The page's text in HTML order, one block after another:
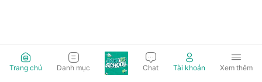
Trang chủ Danh mục Chat Tài khoản Xem thêm